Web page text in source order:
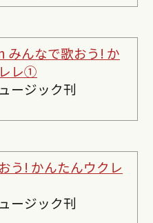
みんなで歌おう! か
レ①
ージック刊
う! かんたんウクレ
ージック刊